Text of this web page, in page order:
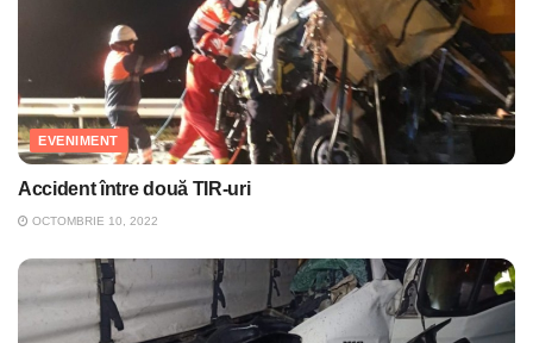
EVENIMENT
Accident între două TIR-uri
OCTOMBRIE 10, 2022